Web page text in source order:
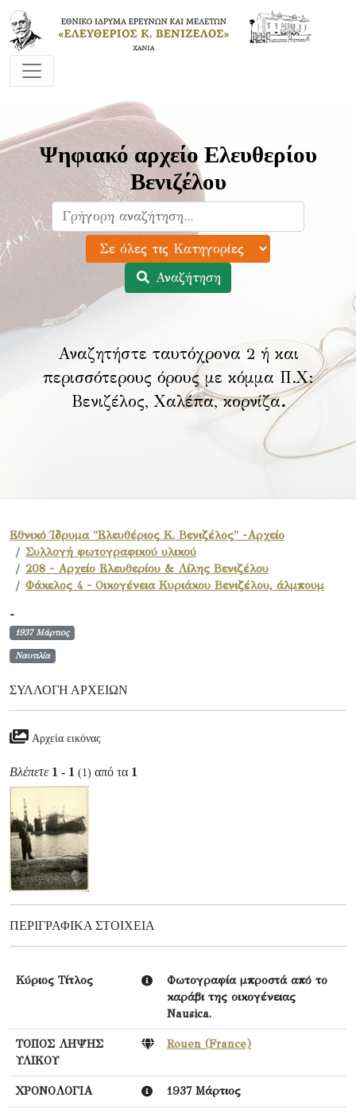
Ψηφιακό αρχείο Ελευθερίου
Βενιζέλου
Αναζήτηση
Αναζητήστε ταυτόχρονα 2 ή και
περισσότερους όρους με κόμμα Π.Χ:
Βενιζέλος, Χαλέπα, κορνίζα.
Εθνικό Ίδρυμα "Ελευθέριος Κ. Βενιζέλος" -Αρχείο
Συλλογή φωτογραφικού υλικού
208 - Αρχείο Ελευθερίου & Λίλης Βενιζέλου
Φάκελος 4 - Οικογένεια Κυριάκου Βενιζέλου, άλμπουμ
-
1937 Μάρτιος
Ναυτιλία
ΣΥΛΛΟΓΉ ΑΡΧΕΊΩΝ
Αρχεία εικόνας
Βλέπετε 1 - 1 (1) από τα 1
ΠΕΡΙΓΡΑΦΙΚΆ ΣΤΟΙΧΕΊΑ
Κύριος Τίτλος
Φωτογραφία μπροστά από το
καράβι της οικογένειας
Nausica.
ΤΟΠΟΣ ΛΗΨΗΣ
ΥΛΙΚΟΥ
Rouen (France)
ΧΡΟΝΟΛΟΓΙΑ 1937 Μάρτιος